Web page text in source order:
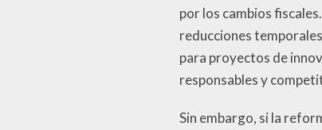
por los cambios
reducciones
para proyectos de
responsables y
Sin embargo, si la